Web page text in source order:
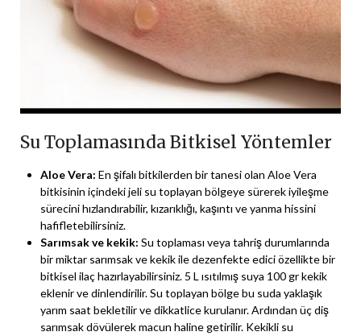
Su Toplamasında Bitkisel Yöntemler
Aloe Vera: En şifalı bitkilerden bir tanesi olan Aloe Vera
bitkisinin içindeki jeli su toplayan bölgeye sürerek iyileşme
sürecini hızlandırabilir, kızarıklığı, kaşıntı ve yanma hissini
hafifletebilirsiniz.
Sarımsak ve kekik: Su toplaması veya tahriş durumlarında
bir miktar sarımsak ve kekik ile dezenfekte edici özellikte bir
bitkisel ilaç hazırlayabilirsiniz. 5 L ısıtılmış suya 100 gr kekik
eklenir ve dinlendirilir. Su toplayan bölge bu suda yaklaşık
yarım saat bekletilir ve dikkatlice kurulanır. Ardından üç diş
sarımsak dövülerek macun haline getirilir. Kekikli su